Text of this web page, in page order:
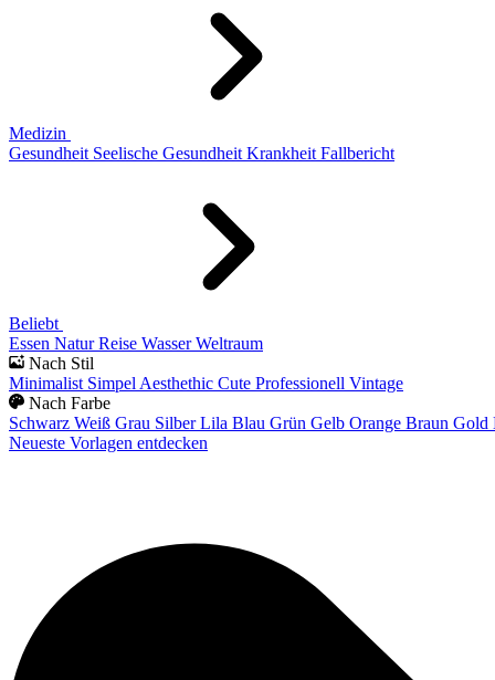
Medizin
Gesundheit Seelische Gesundheit Krankheit Fallbericht
Beliebt
Essen Natur Reise Wasser Weltraum
Nach Stil
Minimalist Simpel Aesthethic Cute Professionell Vintage
Nach Farbe
Schwarz Weiß Grau Silber Lila Blau Grün Gelb Orange Braun Gold
Neueste Vorlagen entdecken